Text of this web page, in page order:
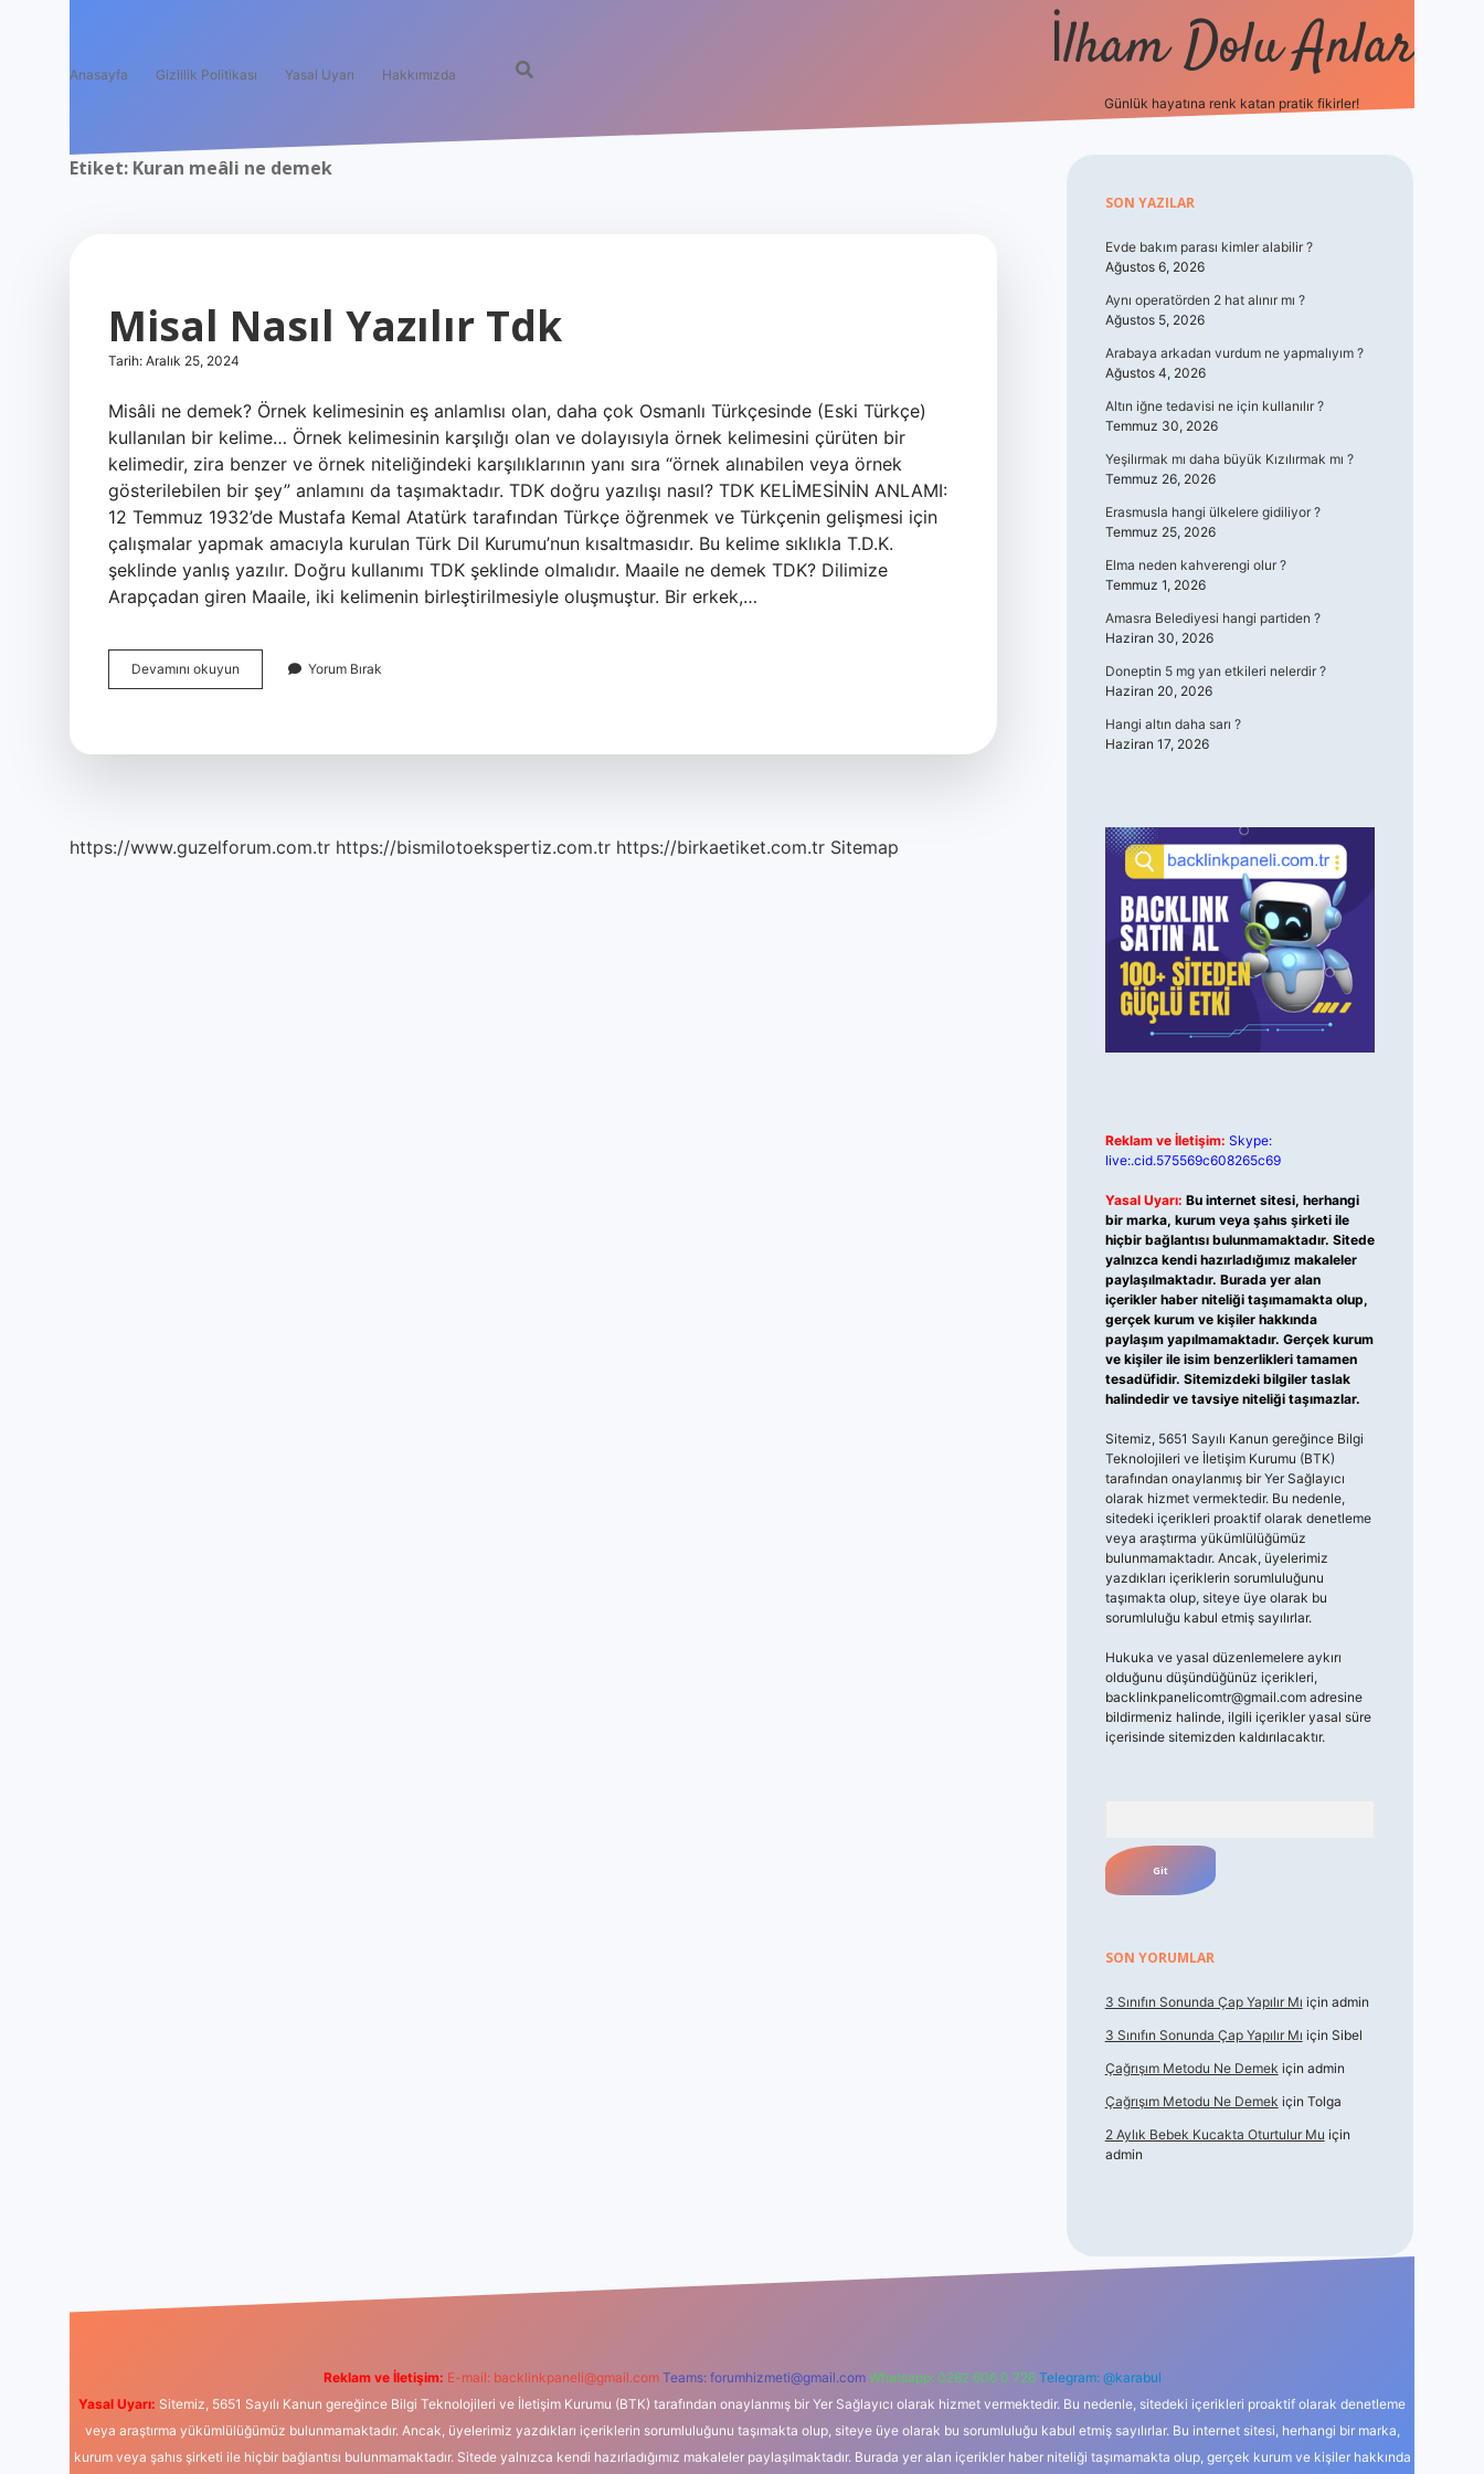
Anasayfa Gizlilik Politikası Yasal Uyarı Hakkımızda İlham Dolu Anlar
Günlük hayatına renk katan pratik fikirler!
Etiket: Kuran meâli ne demek
Misal Nasıl Yazılır Tdk
Tarih: Aralık 25, 2024
Misâli ne demek? Örnek kelimesinin eş anlamlısı olan, daha çok Osmanlı Türkçesinde (Eski Türkçe)
kullanılan bir kelime… Örnek kelimesinin karşılığı olan ve dolayısıyla örnek kelimesini çürüten bir
kelimedir, zira benzer ve örnek niteliğindeki karşılıklarının yanı sıra “örnek alınabilen veya örnek
gösterilebilen bir şey” anlamını da taşımaktadır. TDK doğru yazılışı nasıl? TDK KELİMESİNİN ANLAMI:
12 Temmuz 1932’de Mustafa Kemal Atatürk tarafından Türkçe öğrenmek ve Türkçenin gelişmesi için
çalışmalar yapmak amacıyla kurulan Türk Dil Kurumu’nun kısaltmasıdır. Bu kelime sıklıkla T.D.K.
şeklinde yanlış yazılır. Doğru kullanımı TDK şeklinde olmalıdır. Maaile ne demek TDK? Dilimize
Arapçadan giren Maaile, iki kelimenin birleştirilmesiyle oluşmuştur. Bir erkek,…
Devamını okuyun
Nasıl
Yorum Bırak
https://www.guzelforum.com.tr https://bismilotoekspertiz.com.tr https://birkaetiket.com.tr Sitemap
Sidebar
SON YAZILAR
Evde bakım parası kimler alabilir ?
Ağustos 6, 2026
Aynı operatörden 2 hat alınır mı ?
Ağustos 5, 2026
Arabaya arkadan vurdum ne yapmalıyım ?
Ağustos 4, 2026
Altın iğne tedavisi ne için kullanılır ?
Temmuz 30, 2026
Yeşilırmak mı daha büyük Kızılırmak mı ?
Temmuz 26, 2026
Erasmusla hangi ülkelere gidiliyor ?
Temmuz 25, 2026
Elma neden kahverengi olur ?
Temmuz 1, 2026
Amasra Belediyesi hangi partiden ?
Haziran 30, 2026
Doneptin 5 mg yan etkileri nelerdir ?
Haziran 20, 2026
Hangi altın daha sarı ?
Haziran 17, 2026
Reklam ve İletişim: Skype:
live:.cid.575569c608265c69
Yasal Uyarı: Bu internet sitesi, herhangi
bir marka, kurum veya şahıs şirketi ile
hiçbir bağlantısı bulunmamaktadır. Sitede
yalnızca kendi hazırladığımız makaleler
paylaşılmaktadır. Burada yer alan
içerikler haber niteliği taşımamakta olup,
gerçek kurum ve kişiler hakkında
paylaşım yapılmamaktadır. Gerçek kurum
ve kişiler ile isim benzerlikleri tamamen
tesadüfidir. Sitemizdeki bilgiler taslak
halindedir ve tavsiye niteliği taşımazlar.
Sitemiz, 5651 Sayılı Kanun gereğince Bilgi
Teknolojileri ve İletişim Kurumu (BTK)
tarafından onaylanmış bir Yer Sağlayıcı
olarak hizmet vermektedir. Bu nedenle,
sitedeki içerikleri proaktif olarak denetleme
veya araştırma yükümlülüğümüz
bulunmamaktadır. Ancak, üyelerimiz
yazdıkları içeriklerin sorumluluğunu
taşımakta olup, siteye üye olarak bu
sorumluluğu kabul etmiş sayılırlar.
Hukuka ve yasal düzenlemelere aykırı
olduğunu düşündüğünüz içerikleri,
backlinkpanelicomtr@gmail.comadresine
bildirmeniz halinde, ilgili içerikler yasal süre
içerisinde sitemizden kaldırılacaktır.
SON YORUMLAR
3 Sınıfın Sonunda Çap Yapılır Mı için admin
3 Sınıfın Sonunda Çap Yapılır Mı için Sibel
Çağrışım Metodu Ne Demek için admin
Çağrışım Metodu Ne Demek için Tolga
2 Aylık Bebek Kucakta Oturtulur Mu için
admin
Reklam ve İletişim: E-mail: backlinkpaneli@gmail.com Teams: forumhizmeti@gmail.com Whatsapp: 0262 606 0 726 Telegram: @karabul
Yasal Uyarı: Sitemiz, 5651 Sayılı Kanun gereğince Bilgi Teknolojileri ve İletişim Kurumu (BTK) tarafından onaylanmış bir Yer Sağlayıcı olarak hizmet vermektedir. Bu nedenle, sitedeki içerikleri proaktif olarak denetleme
veya araştırma yükümlülüğümüz bulunmamaktadır. Ancak, üyelerimiz yazdıkları içeriklerin sorumluluğunu taşımakta olup, siteye üye olarak bu sorumluluğu kabul etmiş sayılırlar. Bu internet sitesi, herhangi bir marka,
kurum veya şahıs şirketi ile hiçbir bağlantısı bulunmamaktadır. Sitede yalnızca kendi hazırladığımız makaleler paylaşılmaktadır. Burada yer alan içerikler haber niteliği taşımamakta olup, gerçek kurum ve kişiler hakkında